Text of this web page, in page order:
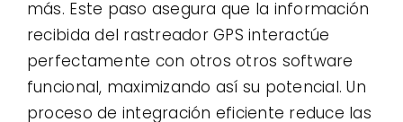
más. Este paso asegura que la información
recibida del rastreador GPS interactúe
perfectamente con otros otros software
funcional, maximizando así su potencial. Un
proceso de integración eficiente reduce las